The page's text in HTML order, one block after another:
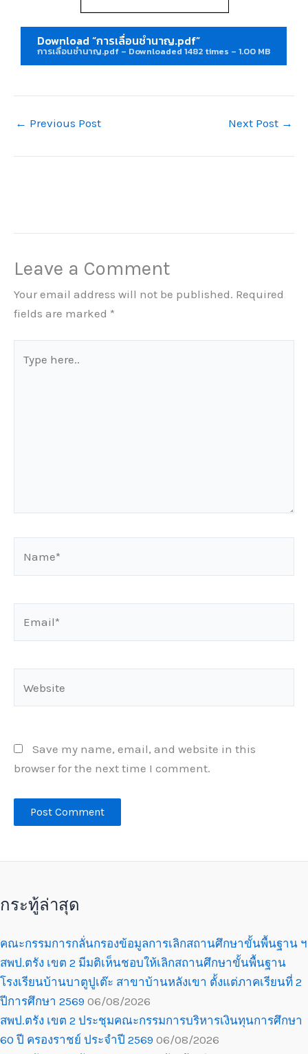
Download “การเลื่อนชำนาญ.pdf”
การเลื่อนชำนาญ.pdf – Downloaded 1482 times – 1.00 MB
← Previous Post Next Post →
Leave a Comment
Your email address will not be published. Required
fields are marked *
here..
Save my name, email, and website in this
browser for the next time I comment.
กระทู้ล่าสุด
คณะกรรมการกลั่นกรองข้อมูลการเลิกสถานศึกษาขั้นพื้นฐาน ฯ
สพป.ตรัง เขต 2 มีมติเห็นชอบให้เลิกสถานศึกษาขั้นพื้นฐาน
โรงเรียนบ้านบาตูปูเต๊ะ สาขาบ้านหลังเขา ตั้งแต่ภาคเรียนที่ 2
ปีการศึกษา 2569 06/08/2026
สพป.ตรัง เขต 2 ประชุมคณะกรรมการบริหารเงินทุนการศึกษา
60 ปี ครองราชย์ ประจำปี 2569 06/08/2026